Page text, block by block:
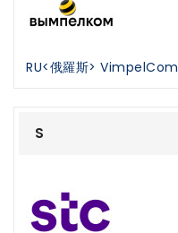
RU<俄羅斯> VimpelCom
S